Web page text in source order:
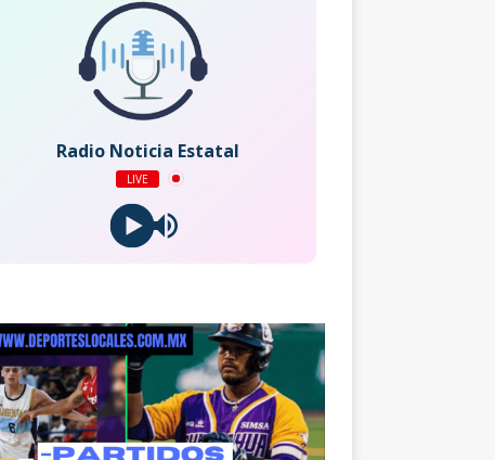
Radio Noticia Estatal
LIVE